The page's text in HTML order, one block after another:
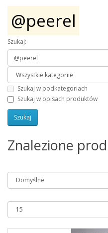
@peerel
Szukaj:
Szukaj w podkategoriach
Szukaj w opisach produktów
Znalezione